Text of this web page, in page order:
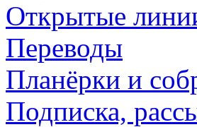
Открытые
Переводы
Планёрки и
Подписка,